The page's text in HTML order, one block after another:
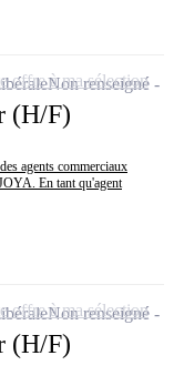
(H/F)
agents commerciaux
En tant qu'agent
Non renseigné
offre à ma sélection
(H/F)
Non renseigné
offre à ma sélection